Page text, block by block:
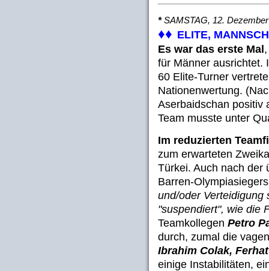
*SAMSTAG, 12. Dezember
♦♦ ELITE,
Es war das erste Mal
für Männer ausrichtet.
60 Elite-Turner
Nationenwertung.
Aserbaidschan positiv
Team musste unter
Im reduzierten
zum erwarteten
Türkei. Auch nach der
Barren-
und/oder Verteidigung
"suspendiert", wie die
Teamkollegen Petro
durch, zumal die
Ibrahim Colak,
einige Instabilitäten,